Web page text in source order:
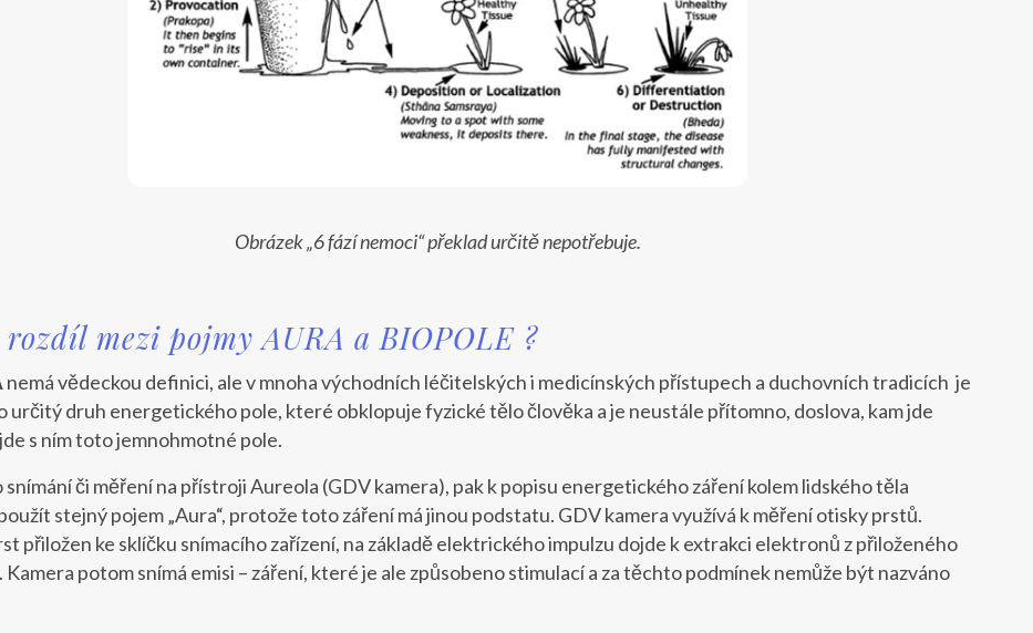
Obrázek „6 fází nemoci“ překlad určitě nepotřebuje.
mezi pojmy AURA a BIOPOLE ?
nemá vědeckou definici, ale v mnoha východních léčitelských i medicínských přístupech a duchovních tradicích je
určitý druh energetického pole, které obklopuje fyzické tělo člověka a je neustále přítomno, doslova, kam jde
s ním toto jemnohmotné pole.
snímání či měření na přístroji Aureola (GDV kamera), pak k popisu energetického záření kolem lidského těla
stejný pojem „Aura“, protože toto záření má jinou podstatu. GDV kamera využívá k měření otisky prstů.
přiložen ke sklíčku snímacího zařízení, na základě elektrického impulzu dojde k extrakci elektronů z přiloženého
Kamera potom snímá emisi – záření, které je ale způsobeno stimulací a za těchto podmínek nemůže být nazváno